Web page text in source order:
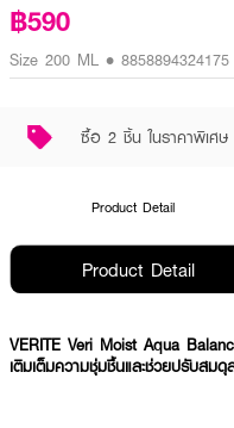
฿590
Size 200 ML • 8858894324175
ซื้อ 2 ชิ้น ในราคาพิเศษ
Product Detail
Product Detail
VERITE Veri Moist Aqua
เติมเต็มความชุ่มชื้นและช่วยปรับสม